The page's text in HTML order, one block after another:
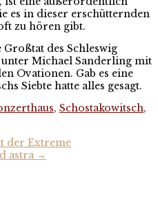
es in dieser erschütternden
zu hören gibt.
des Schleswig
Michael Sanderling mit
Ovationen. Gab es eine
Siebte hatte alles gesagt.
, Schostakowitsch,
der Extreme
astra →